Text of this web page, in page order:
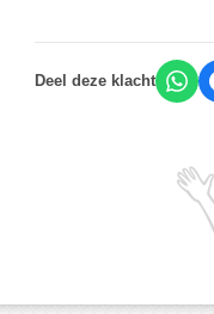
Deel deze klacht